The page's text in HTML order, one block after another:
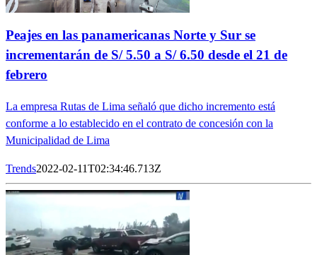
Peajes en las panamericanas Norte y Sur se
incrementarán de S/ 5.50 a S/ 6.50 desde el 21 de
febrero
La empresa Rutas de Lima señaló que dicho incremento está
conforme a lo establecido en el contrato de concesión con la
Municipalidad de Lima
Trends2022-02-11T02:34:46.713Z